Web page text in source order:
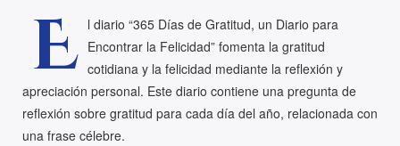
E l diario “365 Días de Gratitud, un Diario para
Encontrar la Felicidad” fomenta la gratitud
cotidiana y la felicidad mediante la reflexión y
apreciación personal. Este diario contiene una pregunta de
reflexión sobre gratitud para cada día del año, relacionada con
una frase célebre.